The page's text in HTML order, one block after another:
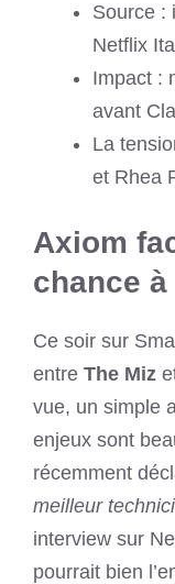
Source :
Netflix
Impact :
avant
La
et Rhea
Axiom
chance
Ce soir sur
entre The Miz
vue, un simple
enjeux sont
récemment
meilleur
interview sur
pourrait bien